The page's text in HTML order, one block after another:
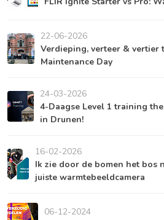
22-06-2026
Verdieping, verteer & vertier
Maintenance Day
24-03-2026
4-Daagse Level 1 training
in Drunen!
16-02-2026
Ik zie door de bomen het bos
juiste warmtebeeldcamera
06-12-2024